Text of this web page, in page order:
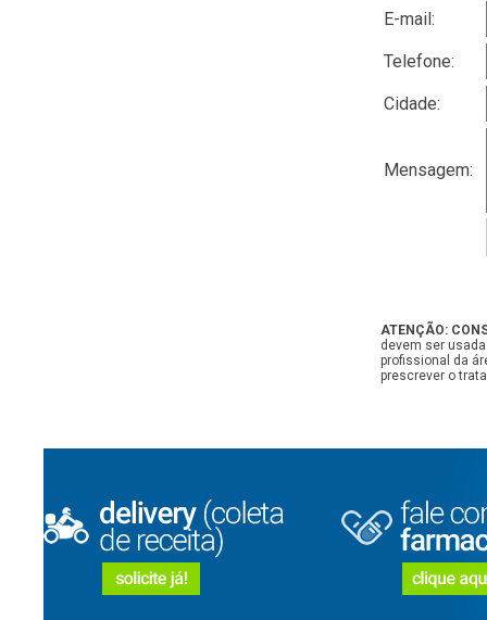
ATENÇÃO:
devem ser
profissional da
prescrever o